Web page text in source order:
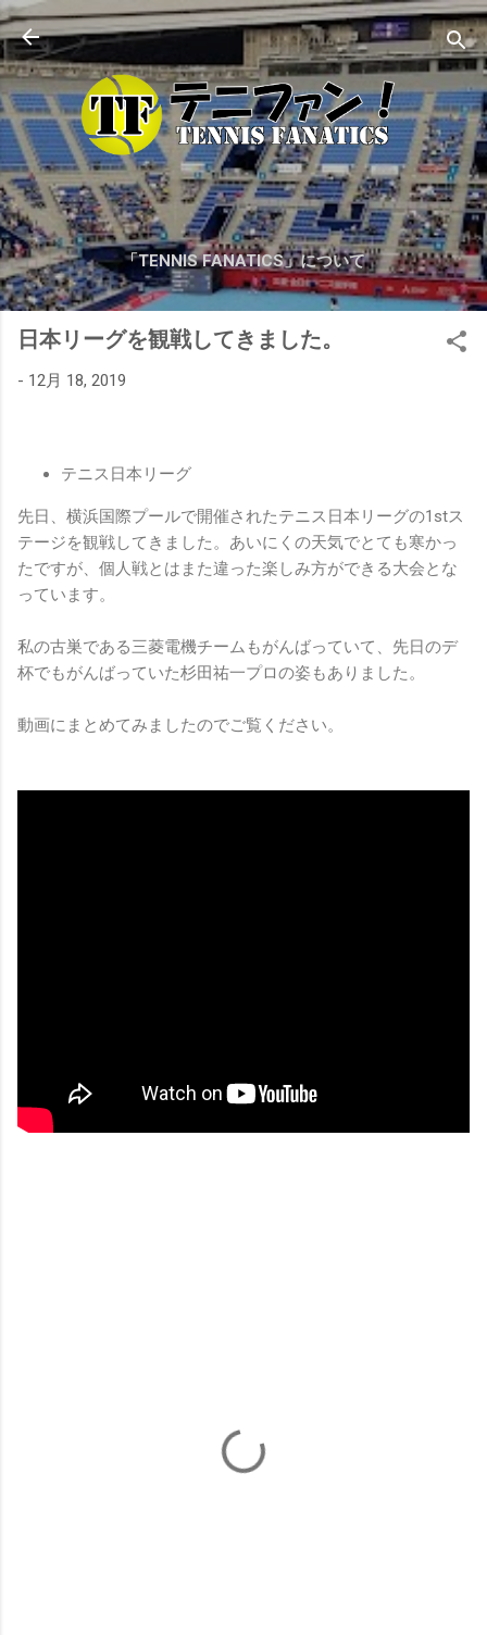
スキップしてメイン コンテンツに移動
「TENNIS FANATICS」について
もっと見る…
プライベートレッスンのご案内
日本リーグを観戦してきました。
- 12月 18, 2019
テニス日本リーグ
先日、横浜国際プールで開催されたテニス日本リーグの1stス
テージを観戦してきました。あいにくの天気でとても寒かっ
たですが、個人戦とはまた違った楽しみ方ができる大会とな
っています。
私の古巣である三菱電機チームもがんばっていて、先日のデ
杯でもがんばっていた杉田祐一プロの姿もありました。
動画にまとめてみましたのでご覧ください。